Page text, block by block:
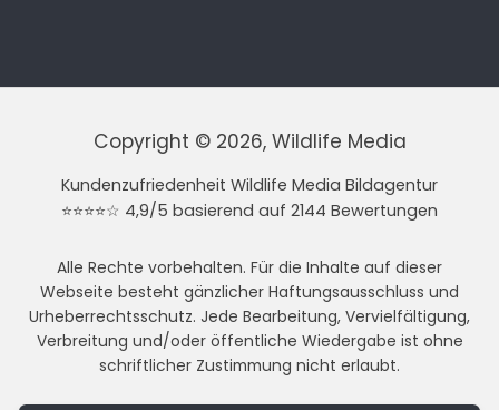
Copyright © 2026, Wildlife Media
Kundenzufriedenheit Wildlife Media Bildagentur
⭐⭐⭐⭐☆ 4,9/5 basierend auf 2144 Bewertungen
Alle Rechte vorbehalten. Für die Inhalte auf dieser
Webseite besteht gänzlicher Haftungsausschluss und
Urheberrechtsschutz. Jede Bearbeitung, Vervielfältigung,
Verbreitung und/oder öffentliche Wiedergabe ist ohne
schriftlicher Zustimmung nicht erlaubt.